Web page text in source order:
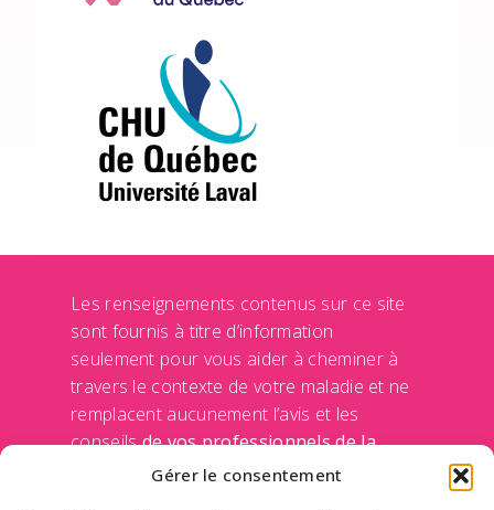
Gérer le consentement
Les renseignements contenus sur ce site
sont fournis à titre d’information
seulement pour vous aider à cheminer à
travers le contexte de votre maladie et ne
remplacent aucunement l’avis et les
conseilsde vos professionnels de la
de votre médecin et de votre équipe